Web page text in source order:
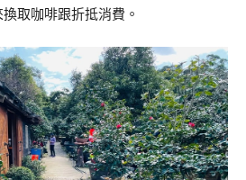
取咖啡跟折抵消費。